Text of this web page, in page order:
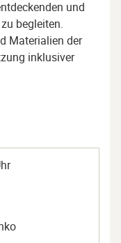
und
begleiten.
Materialien der
inklusiver